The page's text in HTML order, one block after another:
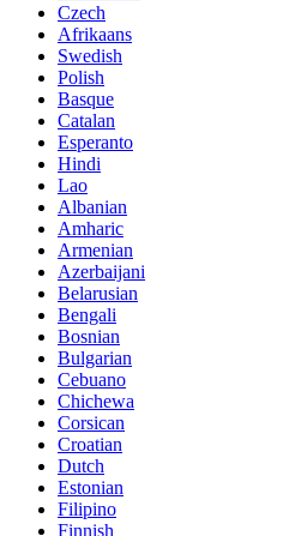
Czech
Afrikaans
Swedish
Polish
Basque
Catalan
Esperanto
Hindi
Lao
Albanian
Amharic
Armenian
Azerbaijani
Belarusian
Bengali
Bosnian
Bulgarian
Cebuano
Chichewa
Corsican
Croatian
Dutch
Estonian
Filipino
Finnish